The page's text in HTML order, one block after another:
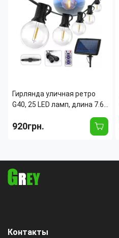
Гирлянда уличная ретро
G40, 25 LED ламп, длина 7.6
влагозащита IP44, для
террасы, сада и беседки
920грн.
Контакты